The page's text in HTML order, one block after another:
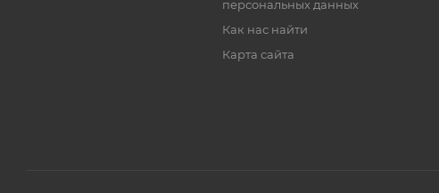
персональных данных
Как нас найти
Карта сайта